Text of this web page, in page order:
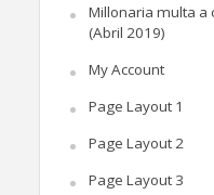
Millonaria multa a
(Abril 2019)
My Account
Page Layout 1
Page Layout 2
Page Layout 3